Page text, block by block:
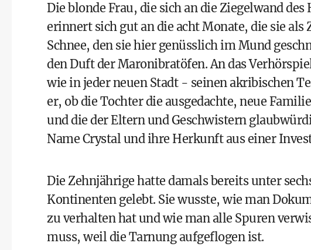
Die blonde Frau, die sich an die Ziegelwand
erinnert sich gut an die acht Monate, die sie
Schnee, den sie hier genüsslich im Mund
den Duft der Maronibratöfen. An das
wie in jeder neuen Stadt - seinen akribischen
er, ob die Tochter die ausgedachte, neue
und die der Eltern und Geschwistern
Name Crystal und ihre Herkunft aus einer
Die Zehnjährige hatte damals bereits unter
Kontinenten gelebt. Sie wusste, wie man
zu verhalten hat und wie man alle Spuren
muss, weil die Tarnung aufgeflogen ist.